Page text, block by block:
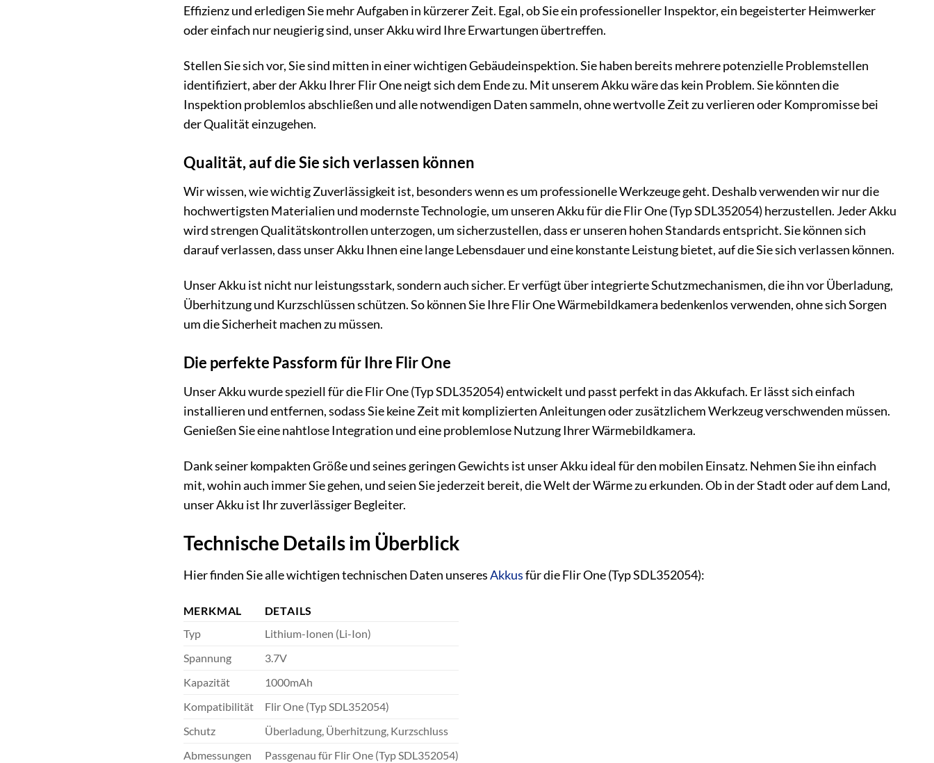
Effizienz und erledigen Sie mehr Aufgaben in kürzerer Zeit. Egal, ob Sie ein professioneller Inspektor, ein begeisterter Heimwerker
oder einfach nur neugierig sind, unser Akku wird Ihre Erwartungen übertreffen.
Stellen Sie sich vor, Sie sind mitten in einer wichtigen Gebäudeinspektion. Sie haben bereits mehrere potenzielle Problemstellen
identifiziert, aber der Akku Ihrer Flir One neigt sich dem Ende zu. Mit unserem Akku wäre das kein Problem. Sie könnten die
Inspektion problemlos abschließen und alle notwendigen Daten sammeln, ohne wertvolle Zeit zu verlieren oder Kompromisse bei
der Qualität einzugehen.
Qualität, auf die Sie sich verlassen können
Wir wissen, wie wichtig Zuverlässigkeit ist, besonders wenn es um professionelle Werkzeuge geht. Deshalb verwenden wir nur die
hochwertigsten Materialien und modernste Technologie, um unseren Akku für die Flir One (Typ SDL352054) herzustellen. Jeder Akku
wird strengen Qualitätskontrollen unterzogen, um sicherzustellen, dass er unseren hohen Standards entspricht. Sie können sich
darauf verlassen, dass unser Akku Ihnen eine lange Lebensdauer und eine konstante Leistung bietet, auf die Sie sich verlassen können.
Unser Akku ist nicht nur leistungsstark, sondern auch sicher. Er verfügt über integrierte Schutzmechanismen, die ihn vor Überladung,
Überhitzung und Kurzschlüssen schützen. So können Sie Ihre Flir One Wärmebildkamera bedenkenlos verwenden, ohne sich Sorgen
um die Sicherheit machen zu müssen.
Die perfekte Passform für Ihre Flir One
Unser Akku wurde speziell für die Flir One (Typ SDL352054) entwickelt und passt perfekt in das Akkufach. Er lässt sich einfach
installieren und entfernen, sodass Sie keine Zeit mit komplizierten Anleitungen oder zusätzlichem Werkzeug verschwenden müssen.
Genießen Sie eine nahtlose Integration und eine problemlose Nutzung Ihrer Wärmebildkamera.
Dank seiner kompakten Größe und seines geringen Gewichts ist unser Akku ideal für den mobilen Einsatz. Nehmen Sie ihn einfach
mit, wohin auch immer Sie gehen, und seien Sie jederzeit bereit, die Welt der Wärme zu erkunden. Ob in der Stadt oder auf dem Land,
unser Akku ist Ihr zuverlässiger Begleiter.
Technische Details im Überblick
Hier finden Sie alle wichtigen technischen Daten unseresAkkusfür die Flir One (Typ SDL352054):
MERKMAL
DETAILS
Typ
Lithium-Ionen (Li-Ion)
Spannung
3.7V
Kapazität
1000mAh
Kompatibilität
Flir One (Typ SDL352054)
Schutz
Überladung, Überhitzung, Kurzschluss
Abmessungen
Passgenau für Flir One (Typ SDL352054)